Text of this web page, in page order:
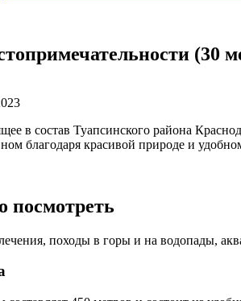
(30
в состав Туапсинского района
благодаря красивой природе и
посмотреть
походы в горы и на водопады,